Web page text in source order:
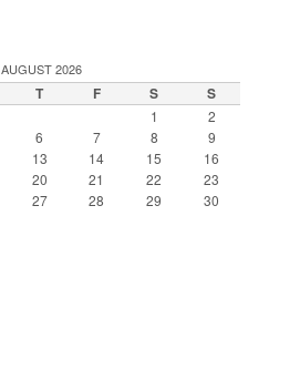
AUGUST 2026
T F S S
1
2
6 7 8
9
13 14 15
16
20 21 22
23
27 28 29
30